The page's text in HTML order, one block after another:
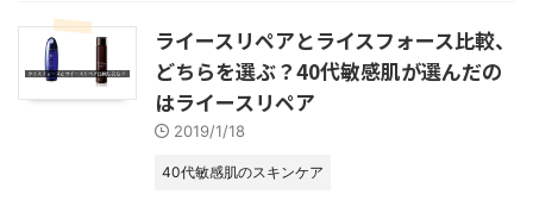
ライースリペアとライスフォース比較、
どちらを選ぶ？40代敏感肌が選んだの
はライースリペア
2019/1/18
40代敏感肌のスキンケア